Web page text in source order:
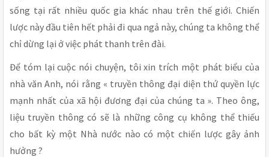
sống tại rất nhiều quốc gia khác nhau trên thế giới. Chiến
lược này đầu tiên hết phải đi qua ngả này, chúng ta không thể
chỉ dừng lại ở việc phát thanh trên đài.
Để tóm lại cuộc nói chuyện, tôi xin trích một phát biểu của
nhà văn Anh, nói rằng « truyền thông đại diện thứ quyền lực
mạnh nhất của xã hội đương đại của chúng ta ». Theo ông,
liệu truyền thông có sẽ là những công cụ không thể thiếu
cho bất kỳ một Nhà nước nào có một chiến lược gây ảnh
hưởng ?